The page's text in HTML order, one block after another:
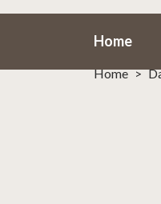
Home
Home >